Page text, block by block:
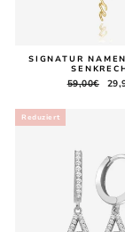
SIGNATUR
Normaler
59,00€
Reduziert